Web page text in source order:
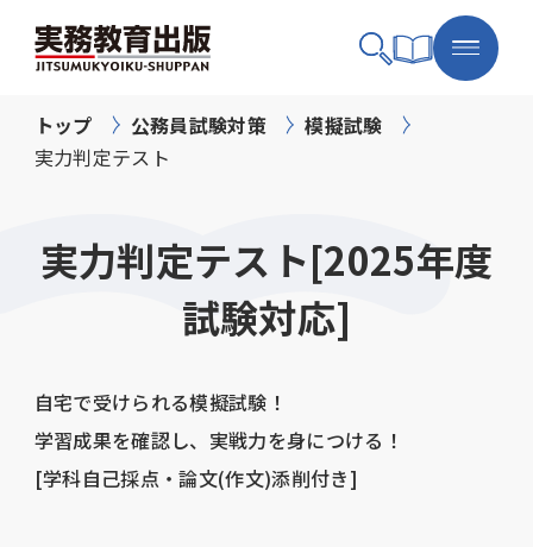
トップ 公務員試験対策
模擬試験
実力判定テスト
実力判定テスト[2025年度
試験対応]
自宅で受けられる模擬試験！
学習成果を確認し、実戦力を身につける！
[学科自己採点・論文(作文)添削付き]